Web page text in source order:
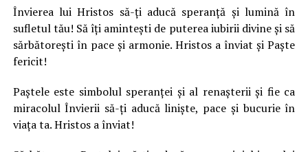
Învierea lui Hristos să-ți aducă speranță și lumină în
sufletul tău! Să îţi aminteşti de puterea iubirii divine și să
sărbătoreşti în pace și armonie. Hristos a înviat și Paște
fericit!
Paștele este simbolul speranței și al renașterii şi fie ca
miracolul Învierii să-ți aducă liniște, pace și bucurie în
viața ta. Hristos a înviat!